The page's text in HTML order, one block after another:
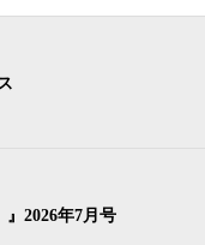
』2026年7月号